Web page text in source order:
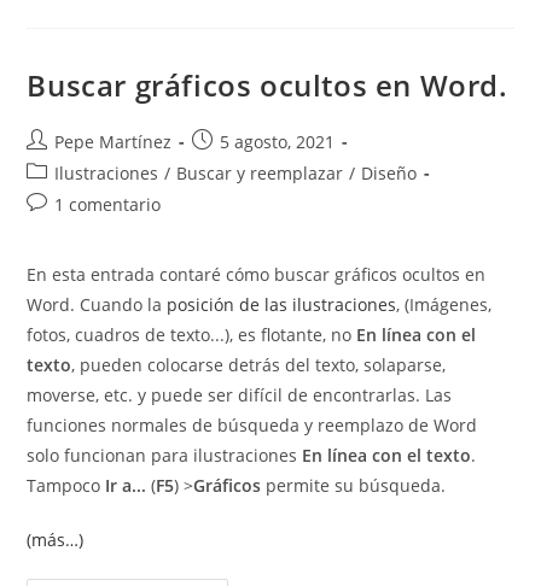
Tablas.
Buscar gráficos ocultos en Word.
Autor
de
la
entrada:
Pepe Martínez
Publicación
de
5 agosto, 2021
Categoría
de
Ilustraciones / Buscar y reemplazar / Diseño
Comentarios
entrada:
1 comentario
En esta entrada contaré cómo buscar gráficos ocultos en
Word. Cuando la posición de las ilustraciones, (Imágenes,
fotos, cuadros de texto...), es flotante, no En línea con el
texto, pueden colocarse detrás del texto, solaparse,
moverse, etc. y puede ser difícil de encontrarlas. Las
funciones normales de búsqueda y reemplazo de Word
solo funcionan para ilustraciones En línea con el texto.
Tampoco Ir a...(F5) >Gráficos permite su búsqueda.
(más…)